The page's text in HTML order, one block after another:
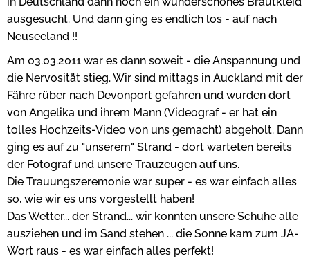
ausgesucht. Und dann ging es endlich los - auf nach
Neuseeland !!
Am 03.03.2011 war es dann soweit - die Anspannung und
die Nervosität stieg. Wir sind mittags in Auckland mit der
Fähre rüber nach Devonport gefahren und wurden dort
von Angelika und ihrem Mann (Videograf - er hat ein
tolles Hochzeits-Video von uns gemacht) abgeholt. Dann
ging es auf zu "unserem" Strand - dort warteten bereits
der Fotograf und unsere Trauzeugen auf uns.
Die Trauungszeremonie war super - es war einfach alles
so, wie wir es uns vorgestellt haben!
Das Wetter... der Strand... wir konnten unsere Schuhe alle
ausziehen und im Sand stehen ... die Sonne kam zum JA-
Wort raus - es war einfach alles perfekt!